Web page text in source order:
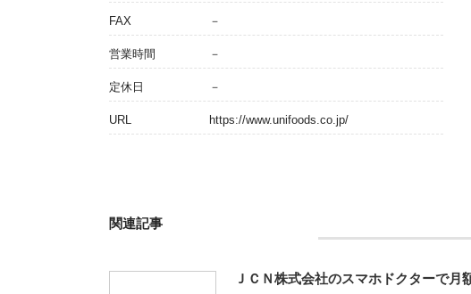
FAX －
営業時間 －
定休日 －
URL https://www.unifoods.co.jp/
関連記事
ＪＣＮ株式会社のスマホドクターで